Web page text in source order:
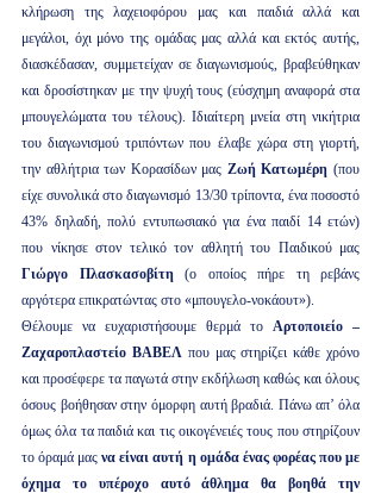
κλήρωση της λαχειοφόρου μας και παιδιά αλλά και
μεγάλοι, όχι μόνο της ομάδας μας αλλά και εκτός αυτής,
διασκέδασαν, συμμετείχαν σε διαγωνισμούς, βραβεύθηκαν
και δροσίστηκαν με την ψυχή τους (εύσχημη αναφορά στα
μπουγελώματα του τέλους). Ιδιαίτερη μνεία στη νικήτρια
του διαγωνισμού τριπόντων που έλαβε χώρα στη γιορτή,
την αθλήτρια των Κορασίδων μας Ζωή Κατωμέρη (που
είχε συνολικά στο διαγωνισμό 13/30 τρίποντα, ένα ποσοστό
43% δηλαδή, πολύ εντυπωσιακό για ένα παιδί 14 ετών)
Γιώργο Πλασκασοβίτη (ο οποίος πήρε τη ρεβάνς
αργότερα επικρατώντας στο «μπουγελο-νοκάουτ»).
Θέλουμε να ευχαριστήσουμε θερμά το Αρτοποιείο –
Ζαχαροπλαστείο ΒΑΒΕΛ που μας στηρίζει κάθε χρόνο
και προσέφερε τα παγωτά στην εκδήλωση καθώς και όλους
όσους βοήθησαν στην όμορφη αυτή βραδιά. Πάνω απ’ όλα
όμως όλα τα παιδιά και τις οικογένειές τους που στηρίζουν
το όραμά μας να είναι αυτή η ομάδα ένας φορέας που με
όχημα το υπέροχο αυτό άθλημα θα βοηθά την